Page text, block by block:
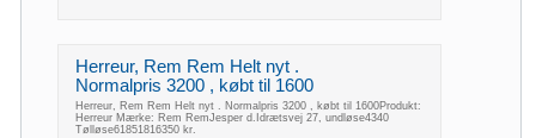
Herreur, Rem Rem Helt nyt .
Normalpris 3200 , købt til 1600
Herreur, Rem Rem Helt nyt . Normalpris 3200 , købt til 1600Produkt:
Herreur Mærke: Rem RemJesper d.Idrætsvej 27, undløse4340
Tølløse61851816350 kr.